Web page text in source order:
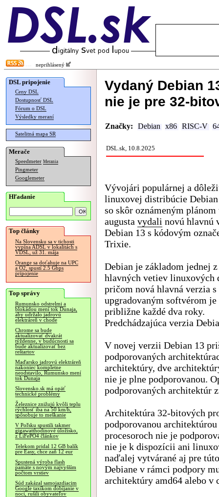
neprihlásený
DSL pripojenie
Ceny DSL
Dostupnosť DSL
Fórum o DSL
Výsledky meraní
Satelitná mapa SR
Merače
Speedmeter Merania
Pingmeter
Googlemeter
Hľadanie
Top články
Na Slovensku sa v tichosti
vypína ADSL v lokalitách s
VDSL, už 31. mája
Orange sa doťahuje na UPC
a O2, spustí 2.5 Gbps
pripojenie
Top správy
Rumunsko odstrelmi a
blokádou mení tok Dunaja,
aby udržalo jadrovú
elektráreň v chode
Chrome sa bude
aktualizovať dvakrát
týždenne, v budúcnosti sa
bude aktualizovať bez
reštartov
Maďarsko jadrovú elektráreň
nakoniec kompletne
neodstavilo, Rumunsko mení
tok Dunaja
Slovensko.sk má opäť
technické problémy
Železnice znižujú kvôli teplu
rýchlosť iba na 50 km/h,
spôsobuje to meškanie
V Poľsku spustili takmer
gigawatthodinové úložisko,
z LiFePO4 článkov
Telekom pridal 12 GB balík
pre Easy, chce zaň 12 eur
Spustená výroba flash
pamäte s novým najvyšším
počtom vrstiev
Súd zakázal samojazdiacim
Google taxíkom dobíjanie v
noci, rušili obyvateľov
Vydaný Debian
nie je pre 32-
Značky: Debian x86 RISC-V
DSL.sk, 10.8.2025
Vývojári populárnej a
linuxovej distribúcie Debian
so skôr oznámeným plánom
augusta vydali novú hlavnú
Debian 13 s kódovým
Trixie.
Debian je základom jednej
hlavných vetiev linuxových
pričom nová hlavná verzia s
upgradovaným softvérom je
približne každé dva roky.
Predchádzajúca verzia
V novej verzii Debian 13
podporovaných
architektúry, dve
nie je plne podporovanou.
podporovaných architektúr
Architektúra 32-bitových
podporovanou
procesoroch nie je
nie je k dispozícii ani
naďalej vytvárané aj pre
Debiane v rámci podpory
architektúry amd64 alebo v